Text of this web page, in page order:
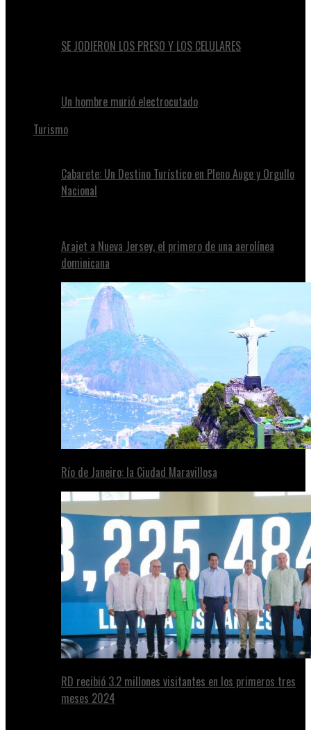
SE JODIERON LOS PRESO Y LOS CELULARES
Un hombre murió electrocutado
Turismo
Cabarete: Un Destino Turístico en Pleno Auge y Orgullo
Nacional
Arajet a Nueva Jersey, el primero de una aerolínea
dominicana
Río de Janeiro: la Ciudad Maravillosa
RD recibió 3.2 millones visitantes en los primeros tres
meses 2024